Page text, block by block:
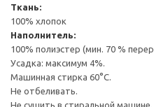
Ткань:
100% хлопок
Наполнитель:
100% полиэстер (мин. 70 %
Усадка: максимум 4%.
Машинная стирка 60°С.
Не отбеливать.
Не сушить в стиральной машине.